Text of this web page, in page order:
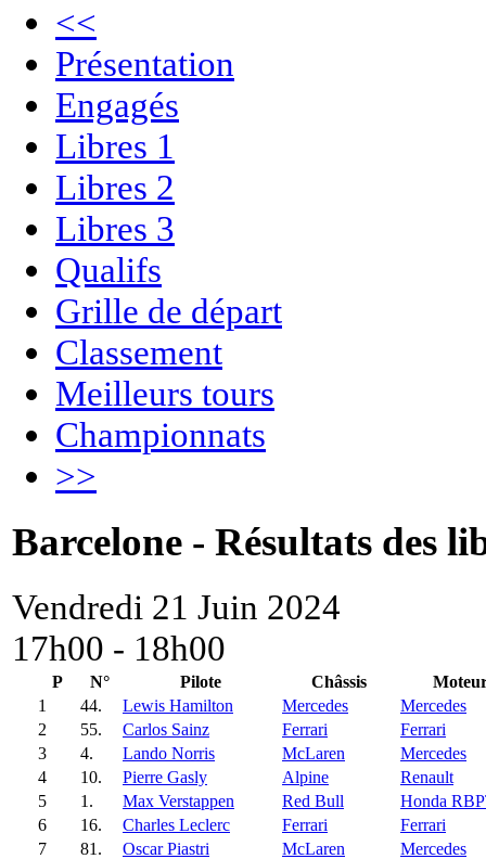
<<
Présentation
Engagés
Libres 1
Libres 2
Libres 3
Qualifs
Grille de départ
Classement
Meilleurs tours
Championnats
>>
Barcelone - Résultats des
Vendredi 21 Juin 2024
17h00 - 18h00
P N° Pilote Châssis
1
44. Lewis Hamilton Mercedes
Mercedes
2
55. Carlos Sainz Ferrari
Ferrari
3
4. Lando Norris McLaren
Mercedes
4
10. Pierre Gasly Alpine
Renault
5
1. Max Verstappen Red Bull
Honda
6
16. Charles Leclerc Ferrari
Ferrari
7
81. Oscar Piastri McLaren
Mercedes